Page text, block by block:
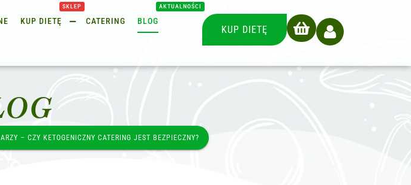
KUP DIETĘ
SKLEP
CATERING BLOG
AKTUALNOŚCI
KUP DIETĘ
– CZY KETOGENICZNY CATERING JEST BEZPIECZNY?